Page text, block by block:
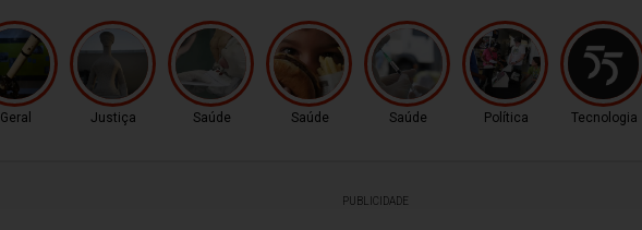
Geral Justiça Saúde Saúde Saúde Política Tecnologia
PUBLICIDADE